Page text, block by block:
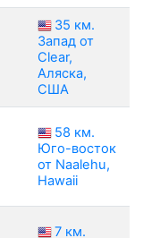
35 км.
Запад от
Clear,
Аляска,
США
58 км.
Юго-восток
от Naalehu,
Hawaii
7 км.